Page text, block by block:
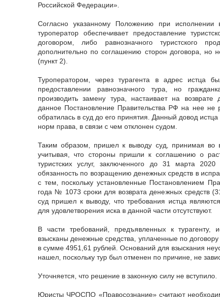
Российской Федерации».
Согласно указанному Положению при
туроператор обеспечивает предоставление
договором, либо равнозначного туристского
дополнительно по соглашению сторон договора, но
(пункт 2).
Туроператором, через турагента в адрес истца
предоставлении равнозначного тура, но
производить замену тура, настаивает на возврате
данное Постановление Правительства РФ на нее не
обратилась в суд до его принятия. Данный довод
норм права, в связи с чем отклонен судом.
Таким образом, пришел к выводу суд, принимая во
учитывая, что стороны пришли к соглашению о
туристских услуг, заключенного до 31 марта
обязанность по возращению денежных средств в
с тем, поскольку установленные Постановлением
года № 1073 сроки для возврата денежных средств
суд пришел к выводу, что требования истца
для удовлетворения иска в данной части отсутствуют.
В части требований, предъявленных к турагенту,
взысканы денежные средства, уплаченные по
в сумме 4951,61 рублей. Оснований для взыскания
нашел, поскольку тур был отменен по причине, не
Уточняется, что решение в законную силу не вступило.
Юристы ЧРОСПО «Правосознание» считают